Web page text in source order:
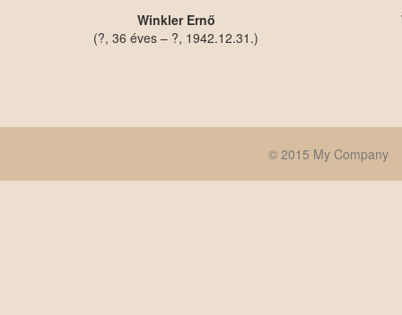
Winkler Ernő
(?, 36 éves – ?, 1942.12.31.)
© 2015 My Company